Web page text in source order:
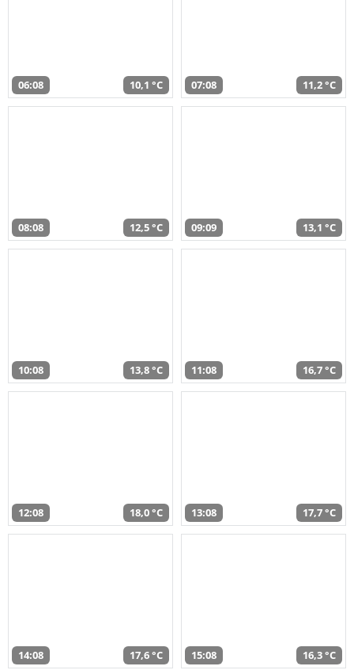
06:08 10,1 °C 07:08 11,2 °C
08:08 12,5 °C 09:09 13,1 °C
10:08 13,8 °C 11:08 16,7 °C
12:08 18,0 °C 13:08 17,7 °C
14:08 17,6 °C 15:08 16,3 °C